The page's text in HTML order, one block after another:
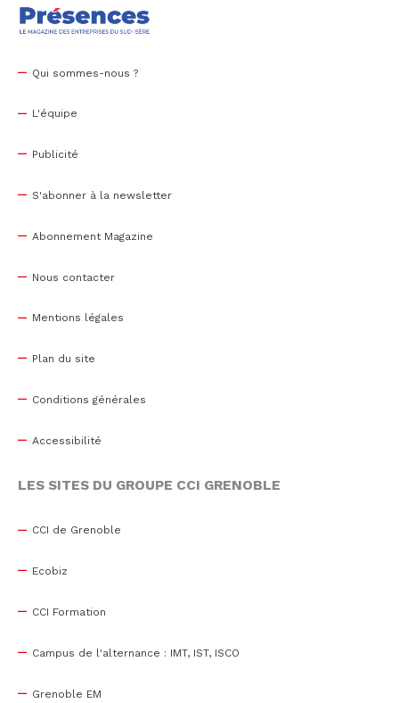
Qui sommes-nous ?
L'équipe
Publicité
S'abonner à la newsletter
Abonnement Magazine
Nous contacter
Mentions légales
Plan du site
Conditions générales
Accessibilité
LES SITES DU GROUPE CCI GRENOBLE
CCI de Grenoble
Ecobiz
CCI Formation
Campus de l'alternance : IMT, IST, ISCO
Grenoble EM